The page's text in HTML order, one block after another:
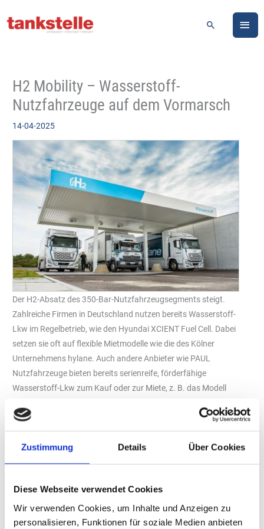
Zustimmung Details Über Cookies
Diese Webseite verwendet Cookies
Wir verwenden Cookies, um Inhalte und Anzeigen zu
personalisieren, Funktionen für soziale Medien anbieten
Inhalt
Suchen
H2 Mobility – Wasserstoff-
Nutzfahrzeuge auf dem Vormarsch
14-04-2025
Der H2-Absatz des 350-Bar-Nutzfahrzeugsegments steigt.
Zahlreiche Firmen in Deutschland nutzen bereits Wasserstoff-
Lkw im Regelbetrieb, wie den Hyundai XCIENT Fuel Cell. Dabei
setzen sie oft auf flexible Mietmodelle wie die des Kölner
Unternehmens hylane. Auch andere Anbieter wie PAUL
Nutzfahrzeuge bieten bereits serienreife, förderfähige
Wasserstoff-Lkw zum Kauf oder zur Miete, z. B. das Modell
Foto: H2 MOBILITY
Die Etablierung von 350-Bar-Betankungsmöglichkeiten an den
Stationen von „H2 Mobility“ zeigt deutliche Wirkung: Im März
2025 übertraf der Absatzanteil von 350 bar mit deutlich über 50
bar. Gleichzeitig stieg der absolute Wasserstoffabsatz um 10
Prozent gegenüber dem Vorjahresmonat. Dies markiert einen
historischen Wendepunkt im Tankverhalten an den „H2 Mobility“-